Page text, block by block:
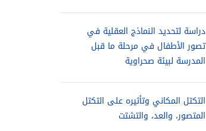
دراسة لتحديد النماذج العقلية في
تصور الأطفال في مرحلة ما قبل
المدرسة لبيئة صحراوية
التكتل المكاني وتأثيره على التكتل
المتصور، والعد، والتشتت